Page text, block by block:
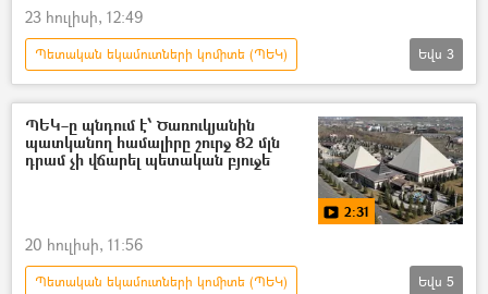
23 հուլիսի, 12:49
Պետական եկամուտների կոմիտե (ՊԵԿ)
Ավտոկայանատեղի
անցակետ
Բագրատաշեն անցակետ
Եվս 3
ՊԵԿ–ը պնդում է՝ Ծառուկյանին
պատկանող համալիրը շուրջ 82 մլն
դրամ չի վճարել պետական բյուջե
2:31
20 հուլիսի, 11:56
Պետական եկամուտների կոմիտե (ՊԵԿ)
Եվս 5